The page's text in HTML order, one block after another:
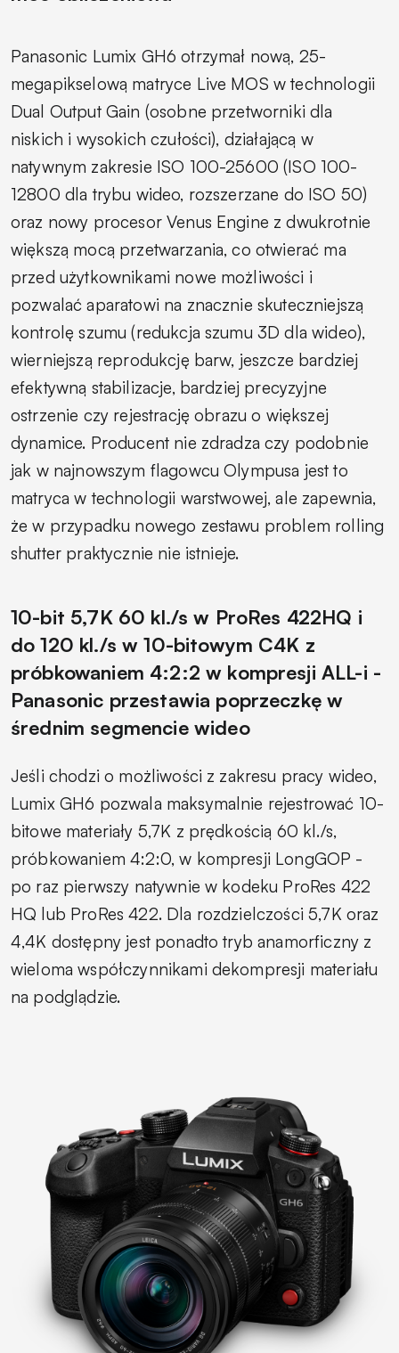
Panasonic Lumix GH6 otrzymał nową, 25-
megapikselową matryce Live MOS w technologii
Dual Output Gain (osobne przetworniki dla
niskich i wysokich czułości), działającą w
natywnym zakresie ISO 100-25600 (ISO 100-
12800 dla trybu wideo, rozszerzane do ISO 50)
oraz nowy procesor Venus Engine z dwukrotnie
większą mocą przetwarzania, co otwierać ma
przed użytkownikami nowe możliwości i
pozwalać aparatowi na znacznie skuteczniejszą
kontrolę szumu (redukcja szumu 3D dla wideo),
wierniejszą reprodukcję barw, jeszcze bardziej
efektywną stabilizacje, bardziej precyzyjne
ostrzenie czy rejestrację obrazu o większej
dynamice. Producent nie zdradza czy podobnie
jak w najnowszym flagowcu Olympusa jest to
matryca w technologii warstwowej, ale zapewnia,
że w przypadku nowego zestawu problem rolling
shutter praktycznie nie istnieje.
10-bit 5,7K 60 kl./s w ProRes 422HQ i
do 120 kl./s w 10-bitowym C4K z
próbkowaniem 4:2:2 w kompresji ALL-i -
Panasonic przestawia poprzeczkę w
średnim segmencie wideo
Jeśli chodzi o możliwości z zakresu pracy wideo,
Lumix GH6 pozwala maksymalnie rejestrować 10-
bitowe materiały 5,7K z prędkością 60 kl./s,
próbkowaniem 4:2:0, w kompresji LongGOP -
po raz pierwszy natywnie w kodeku ProRes 422
HQ lub ProRes 422. Dla rozdzielczości 5,7K oraz
4,4K dostępny jest ponadto tryb anamorficzny z
wieloma współczynnikami dekompresji materiału
na podglądzie.